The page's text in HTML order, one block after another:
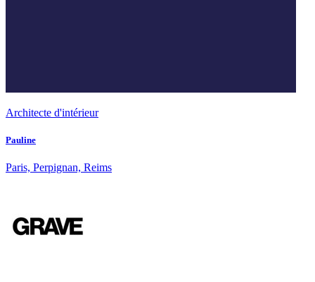
Architecte d'intérieur
Pauline
Paris, Perpignan, Reims